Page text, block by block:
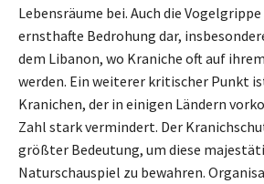
Lebensräume bei. Auch die
ernsthafte Bedrohung dar,
dem Libanon, wo Kraniche oft auf
werden. Ein weiterer kritischer Punkt
Kranichen, der in einigen Ländern
Zahl stark vermindert. Der
größter Bedeutung, um diese
Naturschauspiel zu bewahren.